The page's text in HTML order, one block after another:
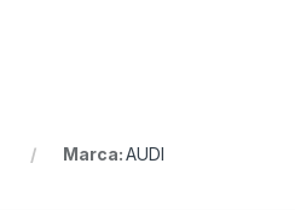
Marca:AUDI